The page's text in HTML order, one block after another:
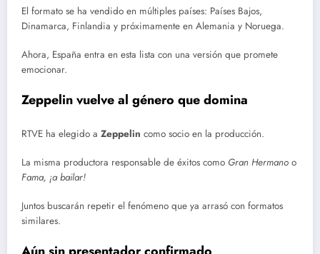
El formato se ha vendido en múltiples países: Países Bajos,
Dinamarca, Finlandia y próximamente en Alemania y Noruega.
Ahora, España entra en esta lista con una versión que promete
emocionar.
Zeppelin vuelve al género que domina
RTVE ha elegido a Zeppelin como socio en la producción.
La misma productora responsable de éxitos como Gran Hermano o
Fama, ¡a bailar!
Juntos buscarán repetir el fenómeno que ya arrasó con formatos
similares.